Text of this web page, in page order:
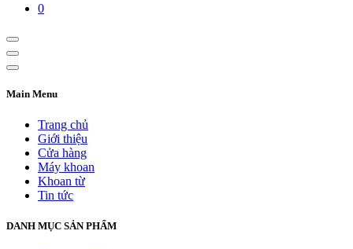
0
Main Menu
Trang chủ
Giới thiệu
Cửa hàng
Máy khoan
Khoan từ
Tin tức
DANH MỤC SẢN PHẨM